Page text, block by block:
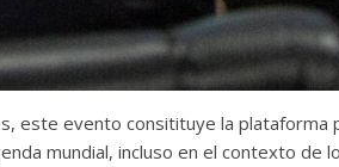
este evento consitituye la
mundial, incluso en el contexto